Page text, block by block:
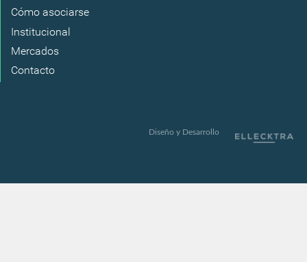
Cómo asociarse
Institucional
Mercados
Contacto
Diseño y Desarrollo